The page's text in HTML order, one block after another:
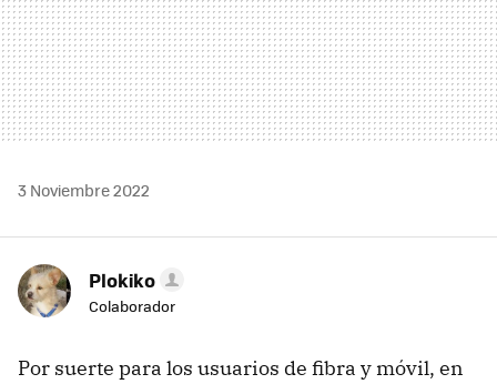
3 Noviembre 2022
Plokiko
Colaborador
Por suerte para los usuarios de fibra y móvil, en